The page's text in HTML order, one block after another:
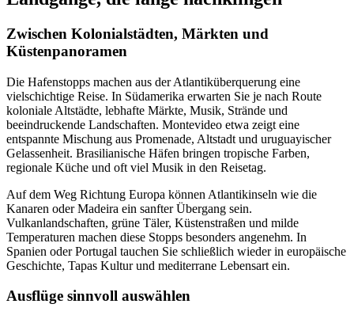
Zwischen Kolonialstädten, Märkten und
Küstenpanoramen
Die Hafenstopps machen aus der Atlantiküberquerung eine
vielschichtige Reise. In Südamerika erwarten Sie je nach Route
koloniale Altstädte, lebhafte Märkte, Musik, Strände und
beeindruckende Landschaften. Montevideo etwa zeigt eine
entspannte Mischung aus Promenade, Altstadt und uruguayischer
Gelassenheit. Brasilianische Häfen bringen tropische Farben,
regionale Küche und oft viel Musik in den Reisetag.
Auf dem Weg Richtung Europa können Atlantikinseln wie die
Kanaren oder Madeira ein sanfter Übergang sein.
Vulkanlandschaften, grüne Täler, Küstenstraßen und milde
Temperaturen machen diese Stopps besonders angenehm. In
Spanien oder Portugal tauchen Sie schließlich wieder in europäische
Geschichte, Tapas Kultur und mediterrane Lebensart ein.
Ausflüge sinnvoll auswählen